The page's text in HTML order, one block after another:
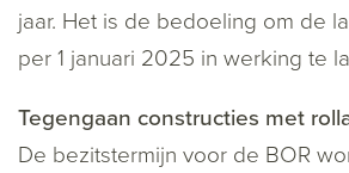
jaar. Het is de bedoeling om de
per 1 januari 2025 in werking te
Tegengaan constructies met
De bezitstermijn voor de BOR